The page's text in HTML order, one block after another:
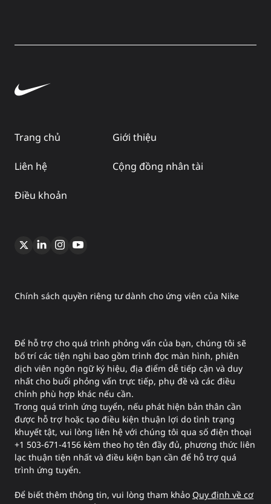
Trang chủ Giới thiệu
Liên hệ Cộng đồng nhân tài
Điều khoản
Chính sách quyền riêng tư dành cho ứng viên của Nike
Để hỗ trợ cho quá trình phỏng vấn của bạn, chúng tôi sẽ
bố trí các tiện nghi bao gồm trình đọc màn hình, phiên
dịch viên ngôn ngữ ký hiệu, địa điểm dễ tiếp cận và duy
nhất cho buổi phỏng vấn trực tiếp, phụ đề và các điều
chỉnh phù hợp khác nếu cần.
Trong quá trình ứng tuyển, nếu phát hiện bản thân cần
được hỗ trợ hoặc tạo điều kiện thuận lợi do tình trạng
khuyết tật, vui lòng liên hệ với chúng tôi qua số điện thoại
+1 503-671-4156 kèm theo họ tên đầy đủ, phương thức liên
lạc thuận tiện nhất và điều kiện bạn cần để hỗ trợ quá
trình ứng tuyển.
Để biết thêm thông tin, vui lòng tham khảo Quy định về cơ